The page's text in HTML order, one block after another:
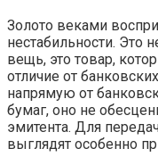
Золото веками
нестабильности. Это
вещь, это товар,
отличие от
напрямую от
бумаг, оно не
эмитента. Для
выглядят особенно